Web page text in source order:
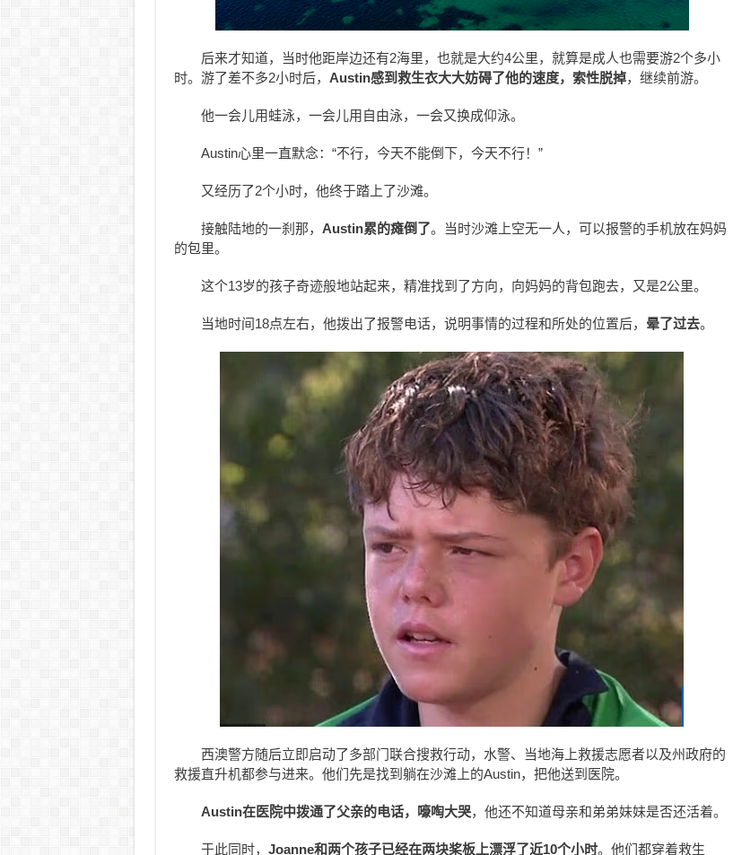
后来才知道，当时他距岸边还有2海里，也就是大约4公里，就算是成人也需要游2个多小
时。游了差不多2小时后， Austin感到救生衣大大妨碍了他的速度，索性脱掉，继续前游。
他一会儿用蛙泳，一会儿用自由泳，一会又换成仰泳。
Austin心里一直默念：“不行，今天不能倒下，今天不行！”
又经历了2个小时，他终于踏上了沙滩。
接触陆地的一刹那， Austin累的瘫倒了。当时沙滩上空无一人，可以报警的手机放在妈妈
的包里。
这个13岁的孩子奇迹般地站起来，精准找到了方向，向妈妈的背包跑去，又是2公里。
当地时间18点左右，他拨出了报警电话，说明事情的过程和所处的位置后， 晕了过去。
西澳警方随后立即启动了多部门联合搜救行动，水警、当地海上救援志愿者以及州政府的
救援直升机都参与进来。他们先是找到躺在沙滩上的Austin，把他送到医院。
Austin在医院中拨通了父亲的电话，嚎啕大哭，他还不知道母亲和弟弟妹妹是否还活着。
于此同时， Joanne和两个孩子已经在两块桨板上漂浮了近10个小时。他们都穿着救生